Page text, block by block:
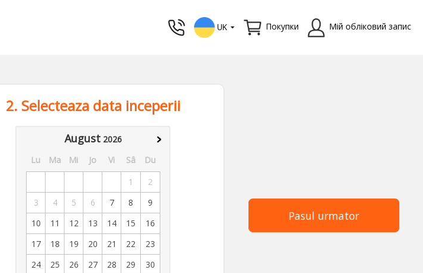
UK Покупки Мій обліковий запис
2. Selecteaza data inceperii
August 2026
Lu
Ma Mi Jo Vi Sâ
Du
1
2
3
4 5 6 7 8
9
10
11 12 13 14 15
16
17
18 19 20 21 22
23
24
25 26 27 28 29
30
Pasul urmator